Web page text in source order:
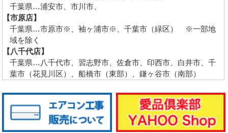
千葉県…浦安市、市川市、
【市原店】
千葉県…市原市※、袖ヶ浦市※、千葉市（緑区） ※一部地
域を除く
【八千代店】
千葉県…八千代市、習志野市、佐倉市、印西市、白井市、千
葉市（花見川区）、船橋市（東部）、鎌ヶ谷市（南部）